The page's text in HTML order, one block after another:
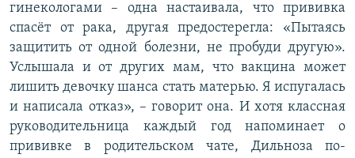
гинекологами – одна настаивала, что прививка
спасёт от рака, другая предостерегла: «Пытаясь
защитить от одной болезни, не пробуди другую».
Услышала и от других мам, что вакцина может
лишить девочку шанса стать матерью. Я испугалась
и написала отказ», – говорит она. И хотя классная
руководительница каждый год напоминает о
прививке в родительском чате, Дильноза по-